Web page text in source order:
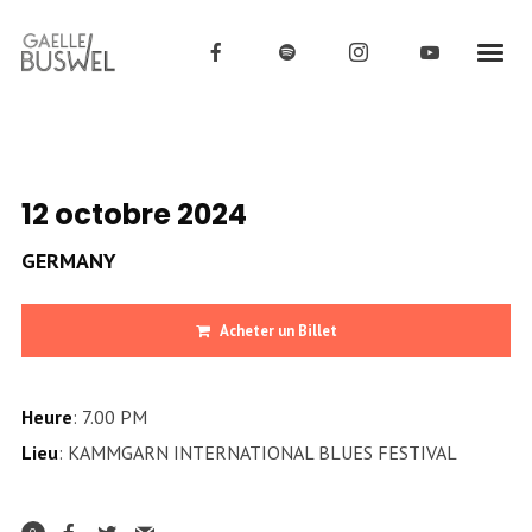
12 octobre 2024
GERMANY
Acheter un Billet
Heure: 7.00 PM
Lieu: KAMMGARN INTERNATIONAL BLUES FESTIVAL